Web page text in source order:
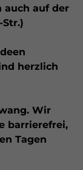
auch auf der
herzlich
Wir
barrierefrei,
Tagen